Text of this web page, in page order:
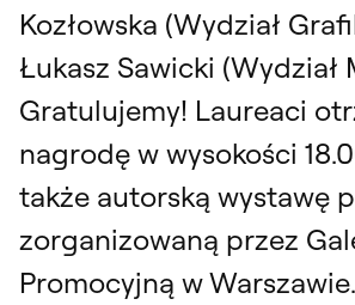
Kozłowska (Wydział
Łukasz Sawicki (Wydział
Gratulujemy! Laureaci
nagrodę w wysokości
także autorską wystawę
zorganizowaną przez
Promocyjną w